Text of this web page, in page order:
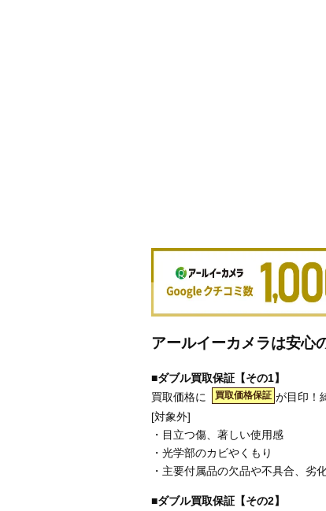
アールイーカメラは安心
■ダブル買取保証【その1】
買取価格に
買取価格保証 が目印！
[対象外]
・目立つ傷、著しい使用感
・光学部のカビやくもり
・主要付属品の欠品や不具合、劣
■ダブル買取保証【その2】